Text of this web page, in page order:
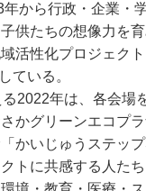
から行政・企業・
供たちの想像力を
活性化プロジェク
ている。
2022年は、各会場
かグリーンエコプ
かいじゅうステッ
トに共感する人た